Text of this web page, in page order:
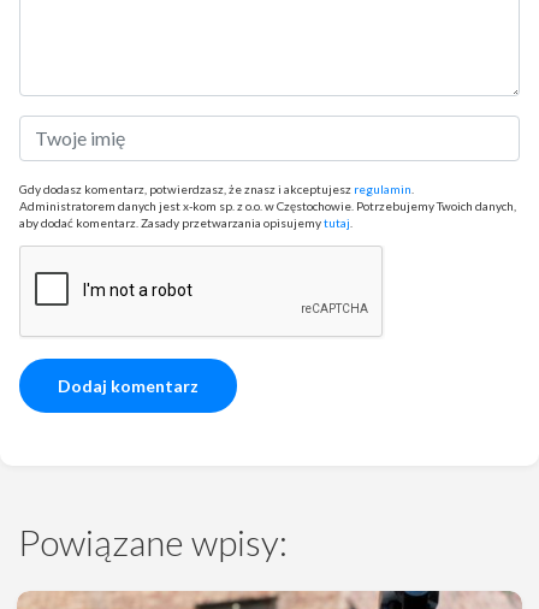
Gdy dodasz komentarz, potwierdzasz, że znasz i akceptujesz regulamin
Administratorem danych jest x-kom sp. z o.o. w Częstochowie. Potrzebujemy Twoich danych,
aby dodać komentarz. Zasady przetwarzania opisujemytutaj
Powiązane wpisy: